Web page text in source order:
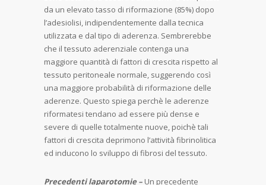
da un elevato tasso di riformazione (85%) dopo
l’adesiolisi, indipendentemente dalla tecnica
utilizzata e dal tipo di aderenza. Sembrerebbe
che il tessuto aderenziale contenga una
maggiore quantità di fattori di crescita rispetto al
tessuto peritoneale normale, suggerendo così
una maggiore probabilità di riformazione delle
aderenze. Questo spiega perchè le aderenze
riformatesi tendano ad essere più dense e
severe di quelle totalmente nuove, poichè tali
fattori di crescita deprimono l’attività fibrinolitica
ed inducono lo sviluppo di fibrosi del tessuto.
Precedenti laparotomie – Un precedente